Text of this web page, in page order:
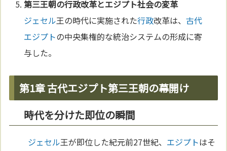
第三王朝の行政改革とエジプト社会の変革
ジェセル王の時代に実施された行政改革は、古代
エジプトの中央集権的な統治システムの形成に寄
与した。
第1章 古代エジプト第三王朝の幕開け
時代を分けた即位の瞬間
ジェセル王が即位した紀元前27世紀、 エジプトはそ